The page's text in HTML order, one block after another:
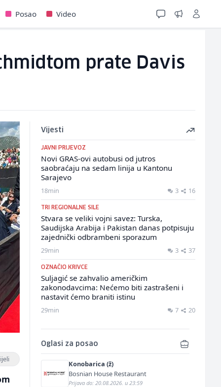
Posao Video
prate Davis
Vijesti
JAVNI PRIJEVOZ
Novi GRAS-ovi autobusi od jutros
saobraćaju na sedam linija u Kantonu
Sarajevo
18min 3 16
TRI REGIONALNE SILE
Stvara se veliki vojni savez: Turska,
Saudijska Arabija i Pakistan danas potpisuju
zajednički odbrambeni sporazum
29min 3 37
OZNAČIO KRIVCE
Suljagić se zahvalio američkim
zakonodavcima: Nećemo biti zastrašeni i
nastavit ćemo braniti istinu
29min 7 20
Oglasi za posao
Konobarica (ž)
Bosnian House Restaurant
Prijava do: 20.08.2026. u 23:59